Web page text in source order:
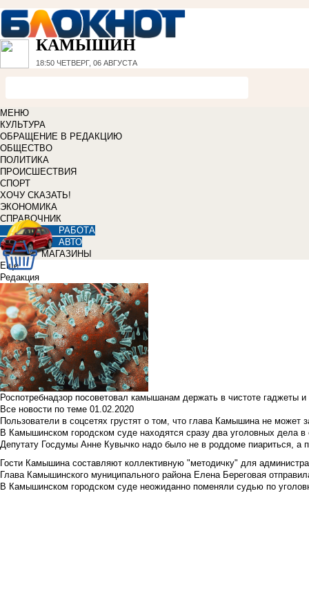
КАМЫШИН
18:50 ЧЕТВЕРГ, 06 АВГУСТА
МЕНЮ
КУЛЬТУРА
ОБРАЩЕНИЕ В РЕДАКЦИЮ
ОБЩЕСТВО
ПОЛИТИКА
ПРОИСШЕСТВИЯ
СПОРТ
ХОЧУ СКАЗАТЬ!
ЭКОНОМИКА
СПРАВОЧНИК
РАБОТА
АВТО
МАГАЗИНЫ
Еще
Редакция
Роспотребнадзор посоветовал камышанам держать в чистоте гаджеты
Все новости по теме 01.02.2020
Пользователи в соцсетях грустят о том, что глава Камышина не может
В Камышинском городском суде находятся сразу два уголовных дела
Депутату Госдумы Анне Кувычко надо было не в роддоме пиариться, а
Гости Камышина составляют коллективную "методичку" для
Глава Камышинского муниципального района Елена Береговая
В Камышинском городском суде неожиданно поменяли судью по